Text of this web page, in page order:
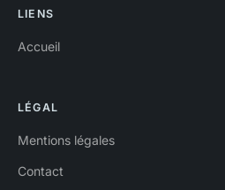
LIENS
Accueil
LÉGAL
Mentions légales
Contact